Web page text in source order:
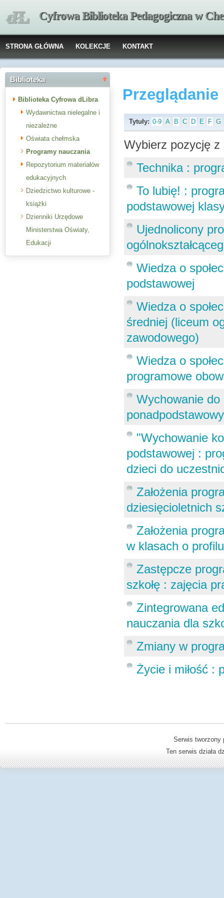
Cyfrowa Biblioteka Pedagogiczna w
STRONA GŁÓWNA KOLEKCJE KONTAKT
Biblioteka
Biblioteka Cyfrowa dLibra
Wydawnictwa nielegalne i
niezależne
Oświata chełmska
Programy nauczania
Repozytorium materiałów
edukacyjnych
Dziedzictwo kulturowe -
książki
Dzienniki Urzędowe
Ministerstwa Oświaty,
Edukacji
Tytuły: 0-9 A B C D E F G
Wybierz pozycję
Technika :
To lubię! :
podstawowej
Ujednolicony
Wiedza o
podstawowej
Wiedza o
średniej (liceum
zawodowego)
Wiedza o
programowe
Wychowanie do
"Wychowanie
podstawowej :
dzieci do
Założenia
dziesięcioletnich
Założenia
w klasach o
Zastępcze
szkołę : zajęcia
Zintegrowana
nauczania dla
Zmiany w
Życie i miłość :
Serwis
Ten serwis działa